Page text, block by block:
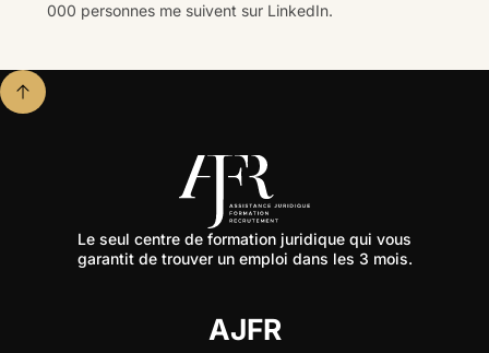
000 personnes me suivent sur LinkedIn.
Le seul centre de formation juridique qui vous
garantit de trouver un emploi dans les 3 mois.
AJFR